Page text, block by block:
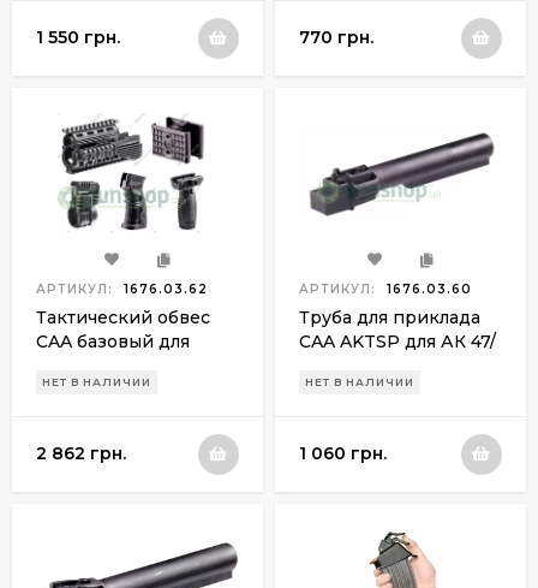
1 550 грн. 770 грн.
АРТИКУЛ: 1676.03.62
Тактический обвес
CAA базовый для
НЕТ В НАЛИЧИИ
2 862 грн.
АРТИКУЛ: 1676.03.60
Труба для приклада
CAA AKTSP для АК 47/
НЕТ В НАЛИЧИИ
1 060 грн.